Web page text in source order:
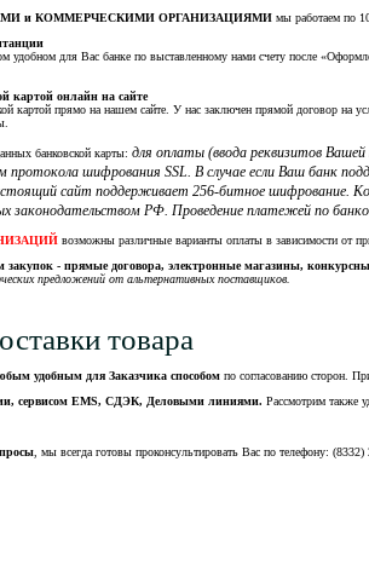
и КОММЕРЧЕСКИМИ ОРГАНИЗАЦИЯМИ мы работаем по
для Вас банке по выставленному нами счету после
картой онлайн на сайте
картой прямо на нашем сайте. У нас заключен прямой договор на
банковской карты: для оплаты (ввода реквизитов
протокола шифрования SSL. В случае если Ваш банк
сайт поддерживает 256-битное шифрование.
законодательством РФ. Проведение платежей по
возможны различные варианты оплаты в зависимости от
закупок - прямые договора, электронные магазины,
предложений от альтернативных поставщиков.
товара
удобным для Заказчика способом по согласованию сторон.
сервисом EMS, СДЭК, Деловыми линиями. Рассмотрим также
, мы всегда готовы проконсультировать Вас по телефону: